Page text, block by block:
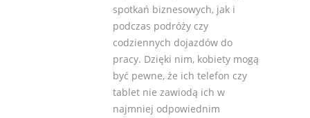
spotkań biznesowych, jak i
podczas podróży czy
codziennych dojazdów do
pracy. Dzięki nim, kobiety mogą
być pewne, że ich telefon czy
tablet nie zawiodą ich w
najmniej odpowiednim